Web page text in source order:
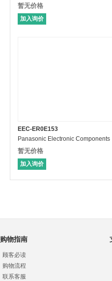
暂无价格
加入询价
EEC-ER0E153
Panasonic Electronic Components
暂无价格
加入询价
购物指南
顾客必读
购物流程
联系客服